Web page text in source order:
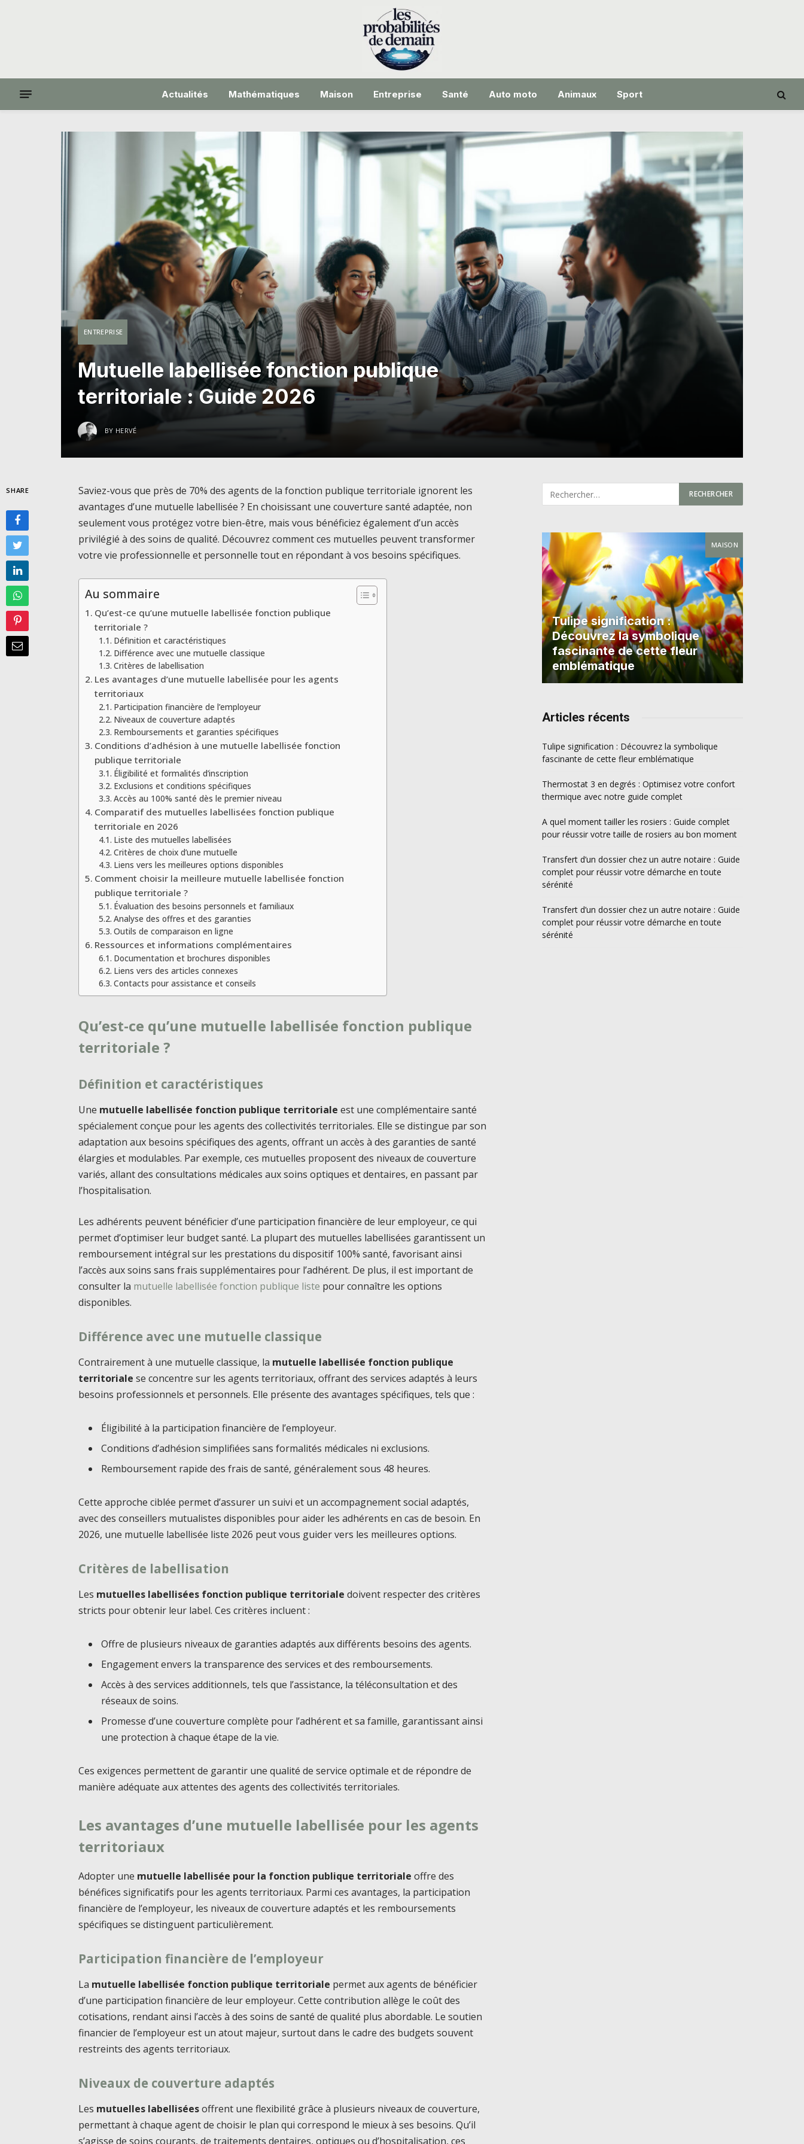
Actualités Mathématiques Maison Entreprise Santé Auto moto Animaux Sport
ENTREPRISE
Mutuelle labellisée fonction publique
territoriale : Guide 2026
BY HERVÉ
SHARE
Saviez-vous que près de 70% des agents de la fonction publique territoriale ignorent les
avantages d’une mutuelle labellisée ? En choisissant une couverture santé adaptée, non
seulement vous protégez votre bien-être, mais vous bénéficiez également d’un accès
privilégié à des soins de qualité. Découvrez comment ces mutuelles peuvent transformer
votre vie professionnelle et personnelle tout en répondant à vos besoins spécifiques.
Au sommaire
Qu’est-ce qu’une mutuelle labellisée fonction publique
territoriale ?
Définition et caractéristiques
Différence avec une mutuelle classique
Critères de labellisation
Les avantages d’une mutuelle labellisée pour les agents
territoriaux
Participation financière de l’employeur
Niveaux de couverture adaptés
Remboursements et garanties spécifiques
Conditions d’adhésion à une mutuelle labellisée fonction
publique territoriale
Éligibilité et formalités d’inscription
Exclusions et conditions spécifiques
Accès au 100% santé dès le premier niveau
Comparatif des mutuelles labellisées fonction publique
territoriale en 2026
Liste des mutuelles labellisées
Critères de choix d’une mutuelle
Liens vers les meilleures options disponibles
Comment choisir la meilleure mutuelle labellisée fonction
publique territoriale ?
Évaluation des besoins personnels et familiaux
Analyse des offres et des garanties
Outils de comparaison en ligne
Ressources et informations complémentaires
Documentation et brochures disponibles
Liens vers des articles connexes
Contacts pour assistance et conseils
Qu’est-ce qu’une mutuelle labellisée fonction publique
territoriale ?
Définition et caractéristiques
Une mutuelle labellisée fonction publique territoriale est une complémentaire santé
spécialement conçue pour les agents des collectivités territoriales. Elle se distingue par son
adaptation aux besoins spécifiques des agents, offrant un accès à des garanties de santé
élargies et modulables. Par exemple, ces mutuelles proposent des niveaux de couverture
variés, allant des consultations médicales aux soins optiques et dentaires, en passant par
l’hospitalisation.
Les adhérents peuvent bénéficier d’une participation financière de leur employeur, ce qui
permet d’optimiser leur budget santé. La plupart des mutuelles labellisées garantissent un
remboursement intégral sur les prestations du dispositif 100% santé, favorisant ainsi
l’accès aux soins sans frais supplémentaires pour l’adhérent. De plus, il est important de
consulter la mutuelle labellisée fonction publique liste pour connaître les options
disponibles.
Différence avec une mutuelle classique
Contrairement à une mutuelle classique, la mutuelle labellisée fonction publique
territoriale se concentre sur les agents territoriaux, offrant des services adaptés à leurs
besoins professionnels et personnels. Elle présente des avantages spécifiques, tels que :
Éligibilité à la participation financière de l’employeur.
Conditions d’adhésion simplifiées sans formalités médicales ni exclusions.
Remboursement rapide des frais de santé, généralement sous 48 heures.
Cette approche ciblée permet d’assurer un suivi et un accompagnement social adaptés,
avec des conseillers mutualistes disponibles pour aider les adhérents en cas de besoin. En
2026, une mutuelle labellisée liste 2026 peut vous guider vers les meilleures options.
Critères de labellisation
Les mutuelles labellisées fonction publique territoriale doivent respecter des critères
stricts pour obtenir leur label. Ces critères incluent :
Offre de plusieurs niveaux de garanties adaptés aux différents besoins des agents.
Engagement envers la transparence des services et des remboursements.
Accès à des services additionnels, tels que l’assistance, la téléconsultation et des
réseaux de soins.
Promesse d’une couverture complète pour l’adhérent et sa famille, garantissant ainsi
une protection à chaque étape de la vie.
Ces exigences permettent de garantir une qualité de service optimale et de répondre de
manière adéquate aux attentes des agents des collectivités territoriales.
Les avantages d’une mutuelle labellisée pour les agents
territoriaux
Adopter une mutuelle labellisée pour la fonction publique territoriale offre des
bénéfices significatifs pour les agents territoriaux. Parmi ces avantages, la participation
financière de l’employeur, les niveaux de couverture adaptés et les remboursements
spécifiques se distinguent particulièrement.
Participation financière de l’employeur
La mutuelle labellisée fonction publique territoriale permet aux agents de bénéficier
d’une participation financière de leur employeur. Cette contribution allège le coût des
cotisations, rendant ainsi l’accès à des soins de santé de qualité plus abordable. Le soutien
financier de l’employeur est un atout majeur, surtout dans le cadre des budgets souvent
restreints des agents territoriaux.
Niveaux de couverture adaptés
Les mutuelles labelliséesoffrent une flexibilité grâce à plusieurs niveaux de couverture,
permettant à chaque agent de choisir le plan qui correspond le mieux à ses besoins. Qu’il
s’agisse de soins courants, de traitements dentaires, optiques ou d’hospitalisation, ces
MAISON
Tulipe signification :
Découvrez la symbolique
fascinante de cette fleur
emblématique
Articles récents
Tulipe signification : Découvrez la symbolique
fascinante de cette fleur emblématique
Thermostat 3 en degrés : Optimisez votre confort
thermique avec notre guide complet
A quel moment tailler les rosiers : Guide complet
pour réussir votre taille de rosiers au bon moment
Transfert d’un dossier chez un autre notaire : Guide
complet pour réussir votre démarche en toute
sérénité
Transfert d’un dossier chez un autre notaire : Guide
complet pour réussir votre démarche en toute
sérénité